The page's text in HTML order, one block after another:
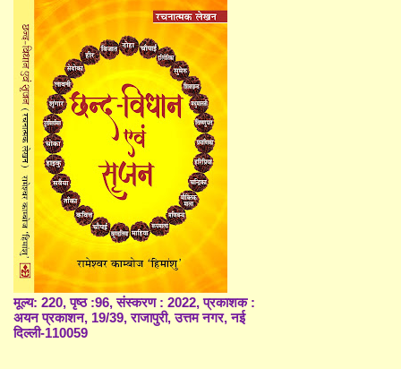
मूल्य: 220, पृष्ठ :96, संस्करण : 2022, प्रकाशक :
अयन प्रकाशन, 19/39, राजापुरी, उत्तम नगर, नई
दिल्ली-110059